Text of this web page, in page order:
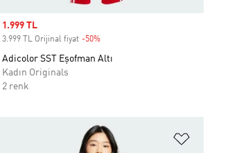
Sale price
1.999 TL
3.999 TL Orijinal fiyat -50%Discount
Adicolor SST Eşofman Altı
Kadın Originals
2 renk